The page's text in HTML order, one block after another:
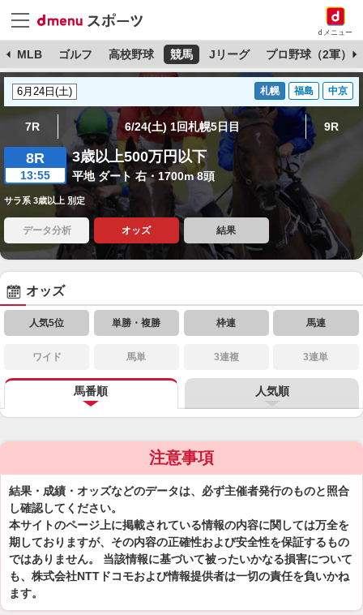
dメニュー
MLB ゴルフ 高校野球 競馬 Jリーグ プロ野球（2軍）
札幌 福島 中京
7R 6/24(土) 1回札幌5日目 9R
8R
13:55
3歳以上500万円以下
平地 ダート 右・1700m 8頭
サラ系 3歳以上 別定
データ分析 オッズ 結果
オッズ
人気5位 単勝・複勝 枠連 馬連
ワイド 馬単 3連複 3連単
馬番順 人気順
注意事項
結果・成績・オッズなどのデータは、必ず主催者発行のものと照合
し確認してください。
本サイトのページ上に掲載されている情報の内容に関しては万全を
期しておりますが、その内容の正確性および安全性を保証するもの
ではありません。 当該情報に基づいて被ったいかなる損害について
も、株式会社NTTドコモおよび情報提供者は一切の責任を負いかね
ます。